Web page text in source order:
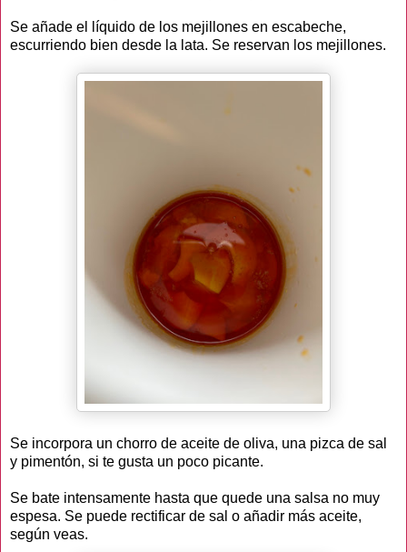
Se añade el líquido de los mejillones en escabeche,
escurriendo bien desde la lata. Se reservan los mejillones.
Se incorpora un chorro de aceite de oliva, una pizca de sal
y pimentón, si te gusta un poco picante.
Se bate intensamente hasta que quede una salsa no muy
espesa. Se puede rectificar de sal o añadir más aceite,
según veas.